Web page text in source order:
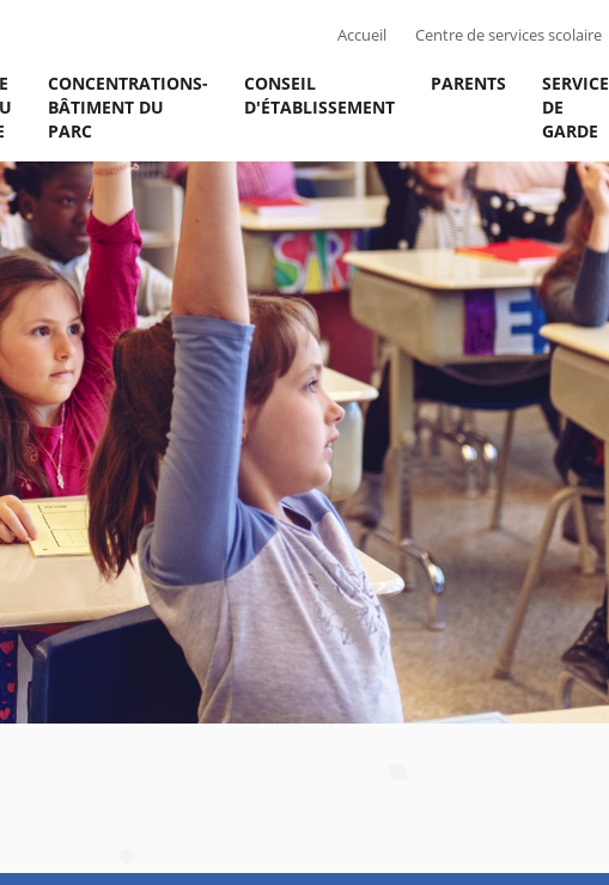
Accueil Centre de services scolaire
CONCENTRATIONS-
BÂTIMENT DU
PARC
CONSEIL
D'ÉTABLISSEMENT
PARENTS
SERVICE
DE
GARDE